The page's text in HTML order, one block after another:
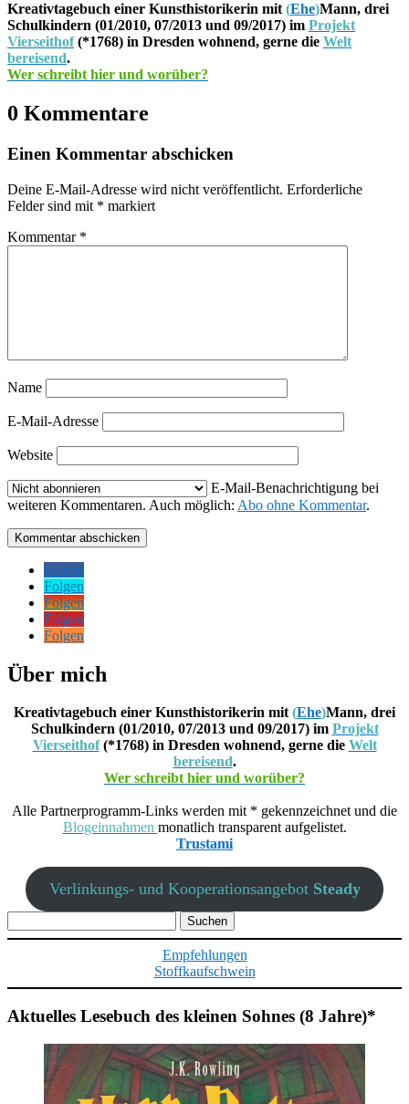
Kreativtagebuch einer Kunsthistorikerin mit (Ehe)Mann, drei
Schulkindern (01/2010, 07/2013 und 09/2017) im Projekt
Vierseithof(*1768) in Dresden wohnend, gerne die Welt
bereisend.
Wer schreibt hier und worüber?
0 Kommentare
Einen Kommentar abschicken
Deine E-Mail-Adresse wird nicht veröffentlicht. Erforderliche
Felder sind mit * markiert
Kommentar *
Name
E-Mail-Adresse
Website
E-Mail-Benachrichtigung bei
weiteren Kommentaren. Auch möglich: Abo ohne Kommentar.
Kommentar abschicken
Folgen
Folgen
Folgen
Folgen
Folgen
Über mich
Kreativtagebuch einer Kunsthistorikerin mit(Ehe)Mann, drei
Schulkindern (01/2010, 07/2013 und 09/2017) im Projekt
Vierseithof(*1768) in Dresden wohnend, gerne die Welt
bereisend.
Wer schreibt hier und worüber?
Alle Partnerprogramm-Links werden mit * gekennzeichnet und die
Blogeinnahmen monatlich transparent aufgelistet.
Trustami
Verlinkungs- und Kooperationsangebot Steady
nach:
Empfehlungen
Stoffkaufschwein
Aktuelles Lesebuch des kleinen Sohnes (8 Jahre)*